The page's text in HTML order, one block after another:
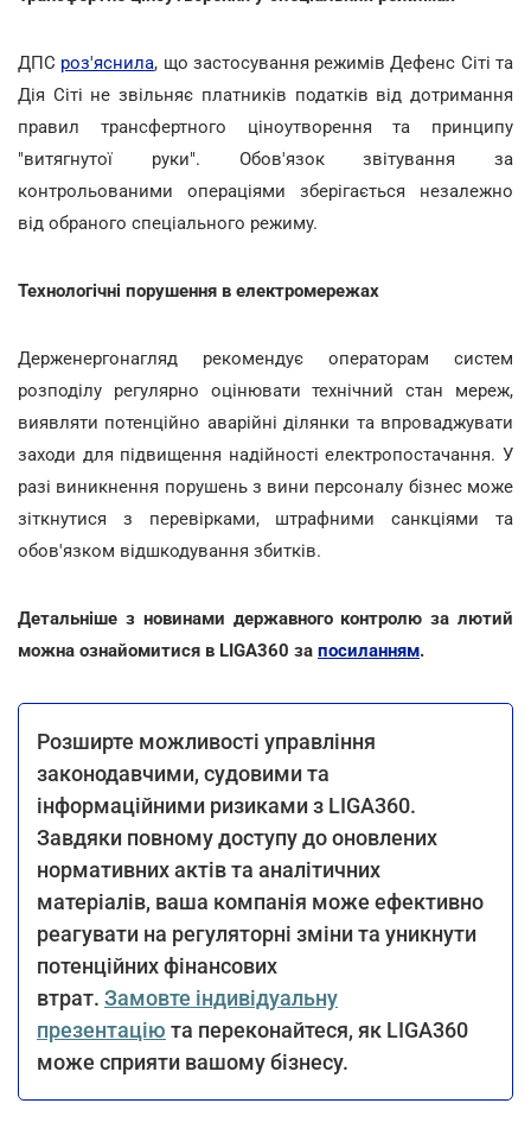
ДПС роз'яснила, що застосування режимів Дефенс Сіті та
Дія Сіті не звільняє платників податків від дотримання
правил трансфертного ціноутворення та принципу
"витягнутої руки". Обов'язок звітування за
контрольованими операціями зберігається незалежно
від обраного спеціального режиму.
Технологічні порушення в електромережах
Держенергонагляд рекомендує операторам систем
розподілу регулярно оцінювати технічний стан мереж,
виявляти потенційно аварійні ділянки та впроваджувати
заходи для підвищення надійності електропостачання. У
разі виникнення порушень з вини персоналу бізнес може
зіткнутися з перевірками, штрафними санкціями та
обов'язком відшкодування збитків.
Детальніше з новинами державного контролю за лютий
можна ознайомитися в LIGA360 за посиланням.
Розширте можливості управління
законодавчими, судовими та
інформаційними ризиками з LIGA360.
Завдяки повному доступу до оновлених
нормативних актів та аналітичних
матеріалів, ваша компанія може ефективно
реагувати на регуляторні зміни та уникнути
потенційних фінансових
втрат. Замовте індивідуальну
презентацію та переконайтеся, як LIGA360
може сприяти вашому бізнесу.